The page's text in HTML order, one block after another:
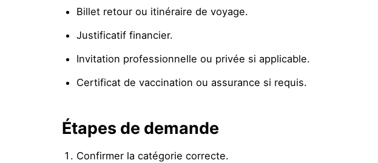
Billet retour ou itinéraire de voyage.
Justificatif financier.
Invitation professionnelle ou privée si applicable.
Certificat de vaccination ou assurance si requis.
Étapes de demande
Confirmer la catégorie correcte.